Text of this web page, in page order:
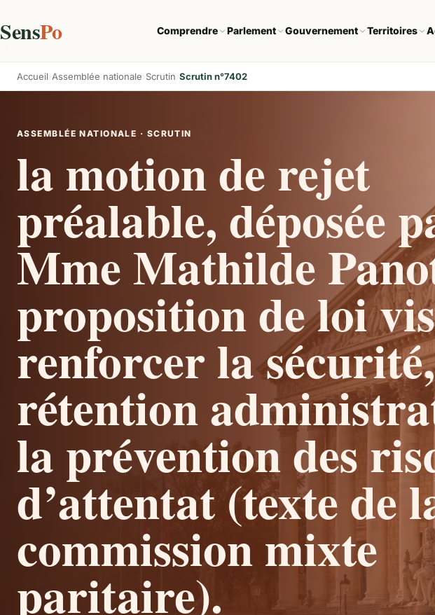
SensPo Comprendre Parlement Gouvernement Territoires
Accueil Assemblée nationale Scrutin Scrutin n°7402
ASSEMBLÉE NATIONALE · SCRUTIN
la motion de rejet
préalable, déposée
Mme Mathilde
proposition de loi
renforcer la
rétention
la prévention des
d’attentat (texte de
commission mixte
paritaire).